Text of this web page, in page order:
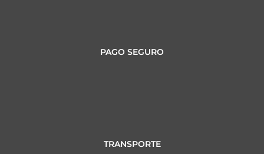
PAGO SEGURO
TRANSPORTE